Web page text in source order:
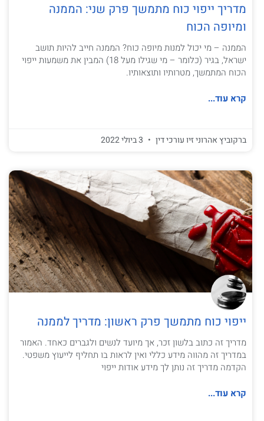
מדריך ייפוי כוח מתמשך פרק שני: הממנה
ומיופה הכוח
הממנה – מי יכול למנות מיופה כוח? הממנה חייב להיות תושב
ישראל, בגיר (כלומר – מי שגילו מעל 18) המבין את משמעות ייפוי
הכוח המתמשך, מטרותיו ותוצאותיו.
קרא עוד...
ברקוביץ אהרוני זיו עורכי דין
ייפוי כוח מתמשך פרק ראשון: מדריך לממנה
מדריך זה כתוב בלשון זכר, אך מיועד לנשים ולגברים כאחד. האמור
במדריך זה מהווה מידע כללי ואין לראות בו תחליף לייעוץ משפטי.
הקדמה מדריך זה נותן לך מידע אודות ייפוי
קרא עוד...